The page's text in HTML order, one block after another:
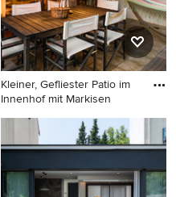
Kleiner, Gefliester Patio im
Innenhof mit Markisen
Kleiner, Gefliester Patio im
Innenhof mit Markisen und
Pflanzwand in Madrid